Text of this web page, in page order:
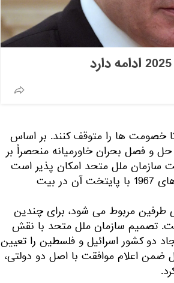
خصومت ها را متوقف کنند. بر اساس
و فصل بحران خاورمیانه منحصراً بر
ملل متحد امکان پذیر است
که ایجاد یک کشور مستقل فلسطینی در مرزهای 1967 با پایتخت آن در بیت
طرفین مربوط می شود، برای چندین
تصمیم سازمان ملل متحد با نقش
جماهیر شوروی در سال 1947، ایجاد دو کشور اسرائیل و فلسطین را تعیین
ضمن اعلام موافقت با اصل دو دولتی،